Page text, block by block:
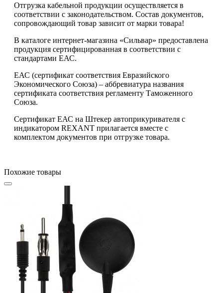
Отгрузка кабельной продукции осуществляется в
соответствии с законодательством. Состав документов,
сопровождающий товар зависит от марки товара!
В каталоге интернет-магазина «Сильвар» предоставлена
продукция сертифицированная в соответствии с
стандартами ЕАС.
ЕАС (сертификат соответствия Евразийского
Экономического Союза) – аббревиатура названия
сертификата соответствия регламенту Таможенного
Союза.
Сертификат ЕАС на Штекер автоприкуривателя с
индикатором REXANT прилагается вместе с
комплектом документов при отгрузке товара.
Похожие товары